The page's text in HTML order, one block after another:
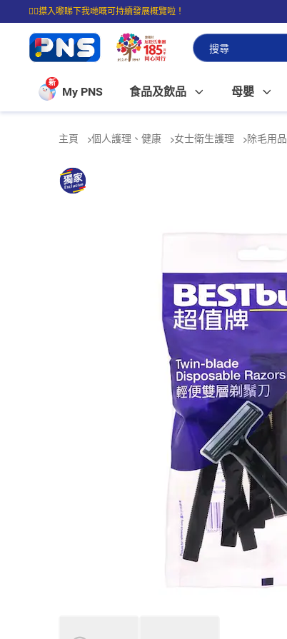
☝🏼㩒入嚟睇下我哋嘅可持續發展概覽啦！
⭐購物滿$399即享免費送貨；滿$100即可免費店取。
新
My PNS 食品及飲品 母嬰
主頁 個人護理、健康 女士衛生護理 除毛用品